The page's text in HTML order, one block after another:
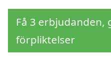
Få 3 erbjudanden,
förpliktelser